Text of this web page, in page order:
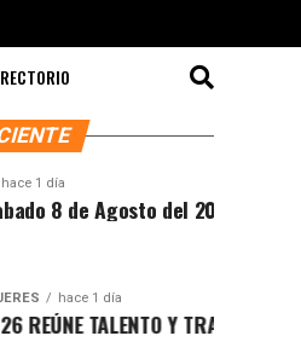
hace 1 día
de Agosto del 2026
hace 1 día
TALENTO Y TRADICIÓN EN ISLA